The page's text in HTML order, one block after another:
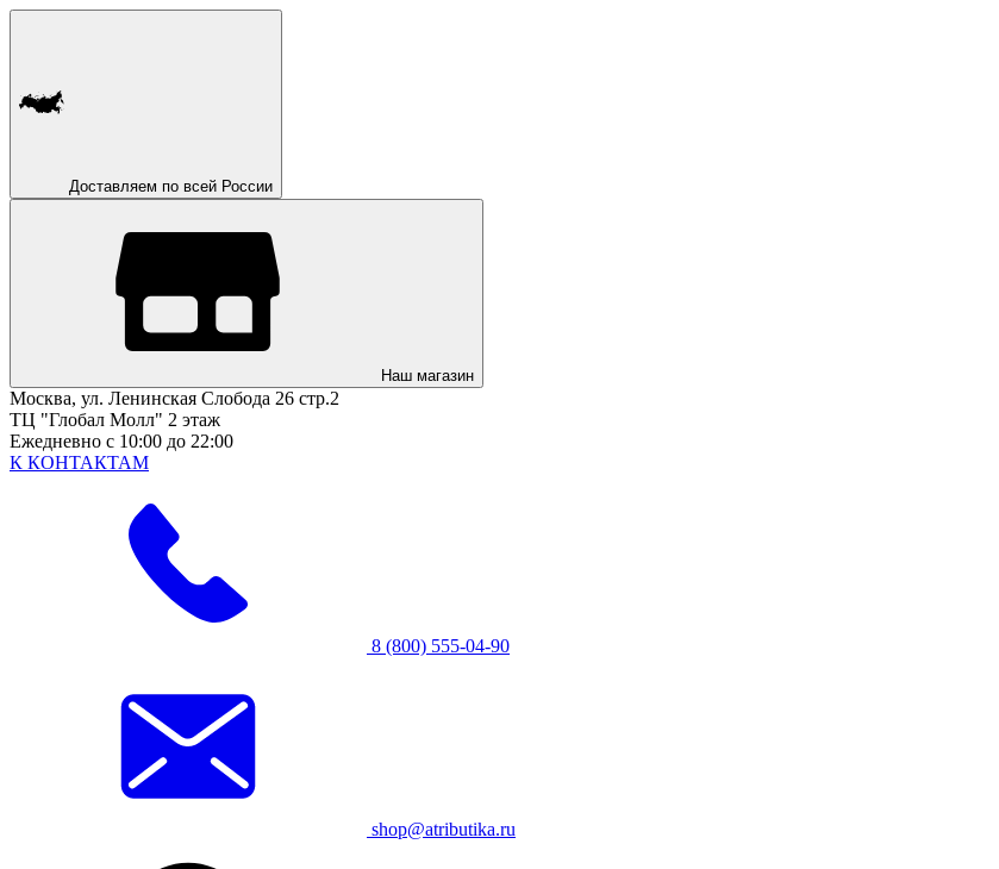
Доставляем по всей России
Наш магазин
Москва, ул. Ленинская Слобода 26 стр.2
ТЦ "Глобал Молл" 2 этаж
Ежедневно с 10:00 до 22:00
К КОНТАКТАМ
8 (800) 555-04-90
shop@atributika.ru